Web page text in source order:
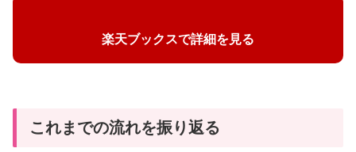
楽天ブックスで詳細を見る
これまでの流れを振り返る